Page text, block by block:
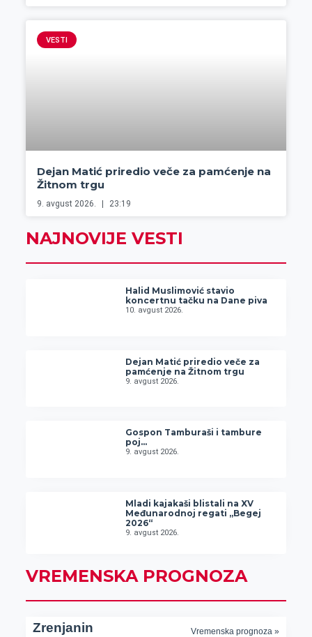
VESTI
Dejan Matić priredio veče za pamćenje na
Žitnom trgu
9. avgust 2026. 23:19
NAJNOVIJE VESTI
Halid Muslimović stavio
koncertnu tačku na Dane piva
10. avgust 2026.
Dejan Matić priredio veče za
pamćenje na Žitnom trgu
9. avgust 2026.
Gospon Tamburaši i tambure
poj…
9. avgust 2026.
Mladi kajakaši blistali na XV
Međunarodnoj regati „Begej
2026“
9. avgust 2026.
VREMENSKA PROGNOZA